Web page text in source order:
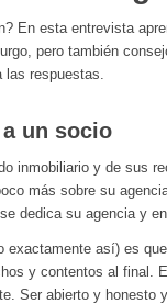
En esta entrevista
pero también
las respuestas.
un socio
inmobiliario y de sus
más sobre su
dedica su agencia y
así) es
y contentos al final.
Ser abierto y honesto